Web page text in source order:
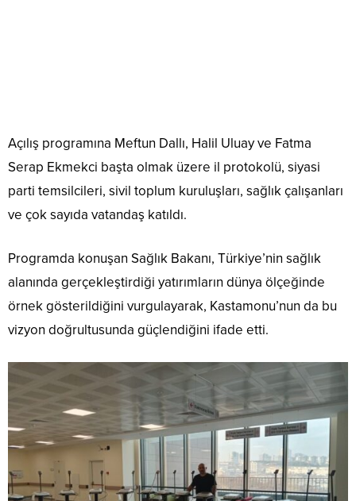
Açılış programına Meftun Dallı, Halil Uluayve Fatma
Serap Ekmekci başta olmak üzere il protokolü, siyasi
parti temsilcileri, sivil toplum kuruluşları, sağlık çalışanları
ve çok sayıda vatandaş katıldı.
Programda konuşan Sağlık Bakanı, Türkiye’nin sağlık
alanında gerçekleştirdiği yatırımların dünya ölçeğinde
örnek gösterildiğini vurgulayarak, Kastamonu’nun da bu
vizyon doğrultusunda güçlendiğini ifade etti.